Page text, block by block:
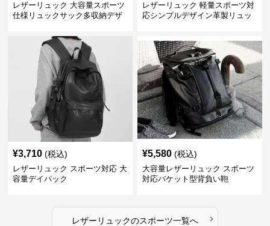
レザーリュック 大容量スポーツ
仕様リュックサック多収納デザ
レザーリュック 軽量スポーツ対
応シンプルデザイン革製リュッ
¥3,710 (税込)
レザーリュック スポーツ対応 大
容量デイパック
¥5,580 (税込)
大容量レザーリュック スポーツ
対応バケット型背負い鞄
レザーリュックのスポーツ一覧へ ›